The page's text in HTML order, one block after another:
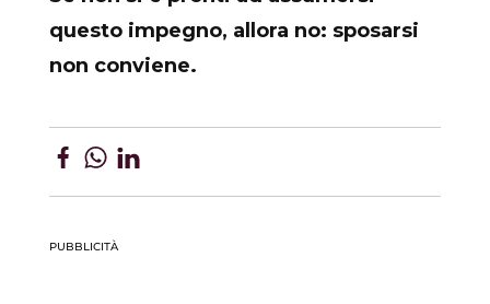
questo impegno, allora no: sposarsi
non conviene.
PUBBLICITÀ